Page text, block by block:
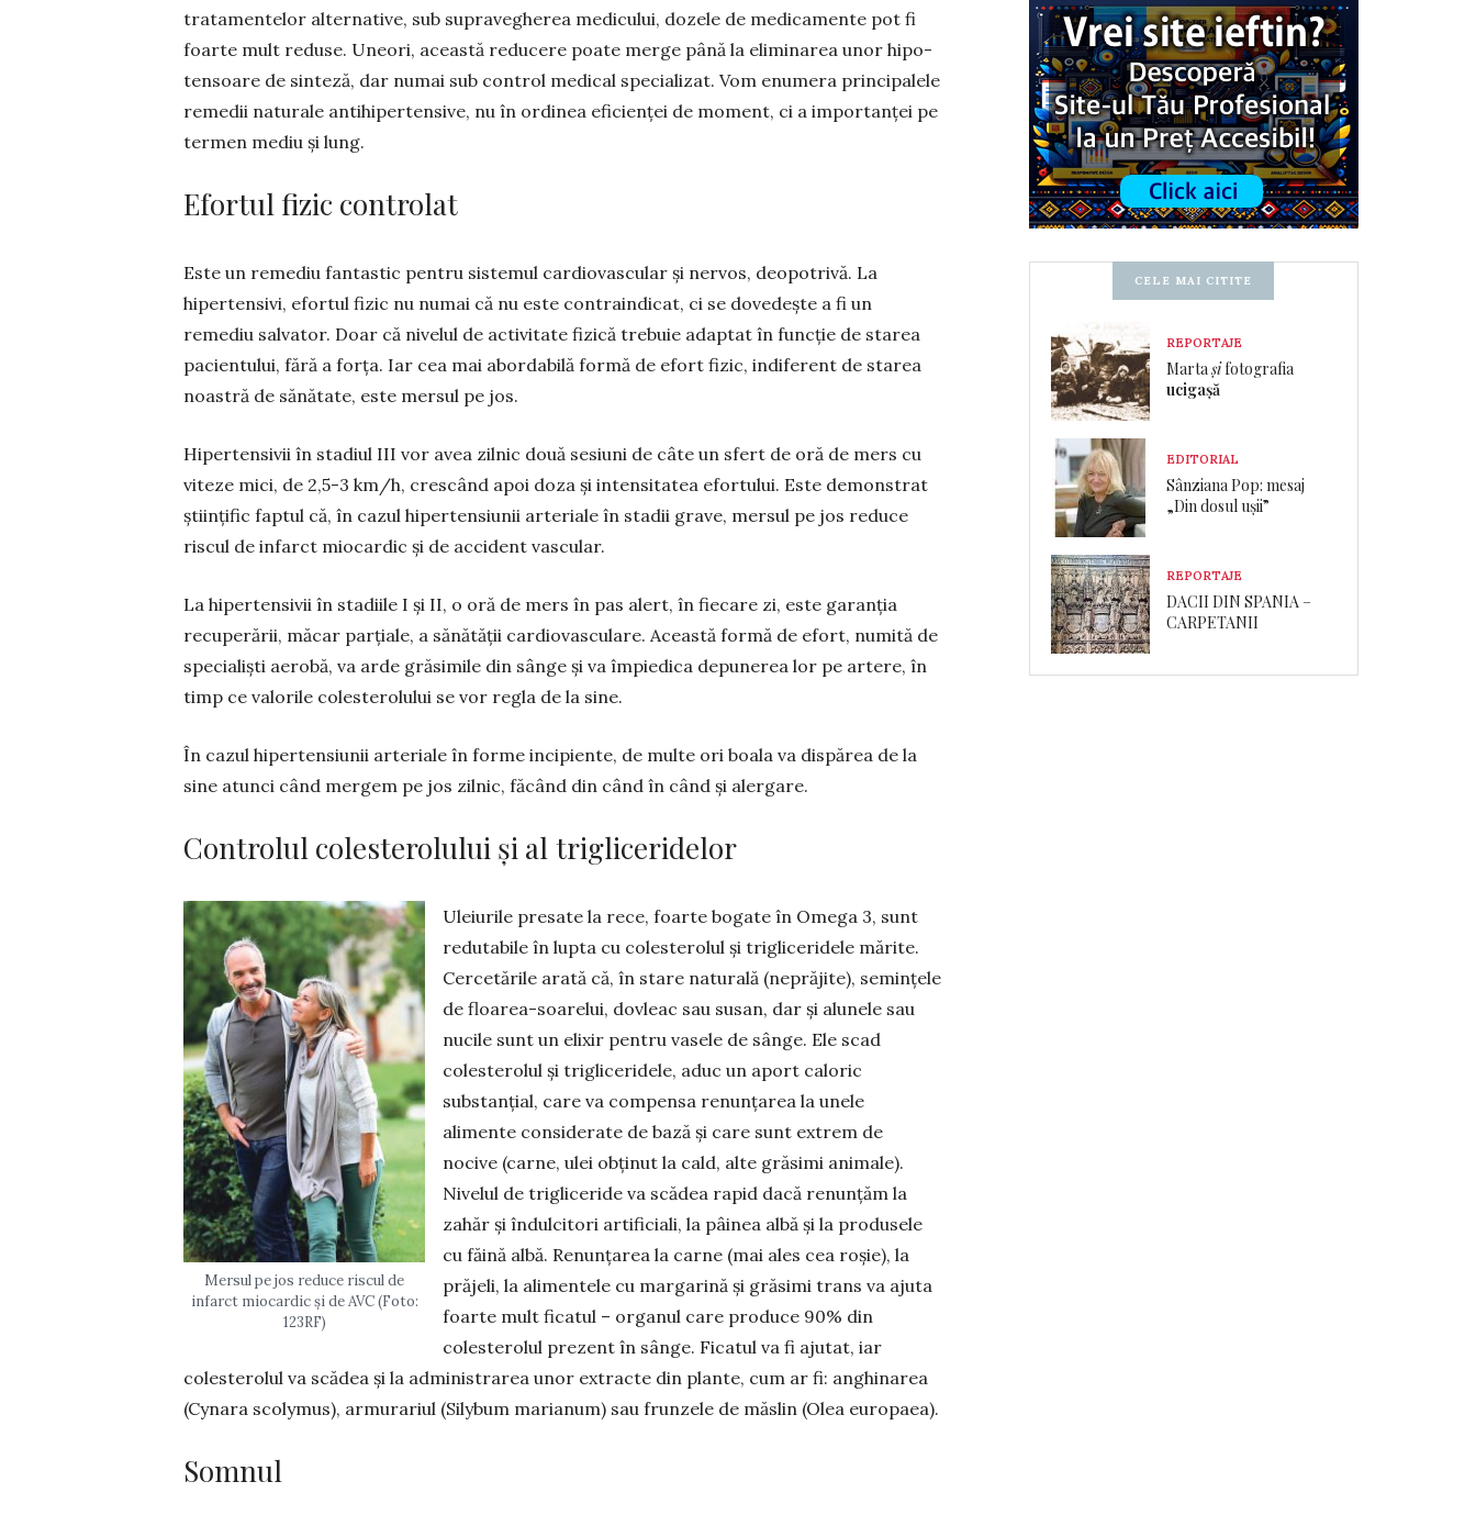
tratamentelor alternative, sub supra­vegherea medicului, dozele de medicamente pot fi
foarte mult reduse. Uneori, această reducere poate merge până la eliminarea unor hipo­
ten­soare de sinteză, dar numai sub control medical spe­cializat. Vom enumera princi­pa­lele
remedii na­turale antihi­per­tensive, nu în ordinea eficienței de moment, ci a importanței pe
termen mediu și lung.
Efortul fizic controlat
Este un remediu fantastic pentru sistemul cardiovascular și nervos, deopotrivă. La
hiperten­sivi, efortul fizic nu numai că nu este contrain­dicat, ci se dove­dește a fi un
remediu salvator. Doar că nivelul de activitate fizică trebuie adaptat în funcție de starea
pacientului, fără a forța. Iar cea mai abordabilă formă de efort fizic, indiferent de starea
noastră de sănătate, este mersul pe jos.
Hipertensivii în stadiul III vor avea zilnic două sesiuni de câte un sfert de oră de mers cu
viteze mici, de 2,5-3 km/h, crescând apoi doza și intensitatea efortului. Este demonstrat
științific faptul că, în cazul hipertensiunii arteriale în stadii grave, mersul pe jos reduce
riscul de infarct mio­cardic și de accident vascular.
La hipertensivii în stadiile I și II, o oră de mers în pas alert, în fiecare zi, este garanția
recu­pe­rării, măcar parțiale, a sănătății cardiovas­cu­lare. Această formă de efort, numită de
specialiști aerobă, va arde grăsimile din sânge și va îm­piedica depunerea lor pe artere, în
timp ce valo­rile colesterolului se vor regla de la sine.
În cazul hipertensiunii arteriale în forme in­cipiente, de multe ori boala va dispărea de la
sine atunci când mergem pe jos zilnic, făcând din când în când și alergare.
Controlul colesterolului și al trigliceridelor
Mersul pe jos reduce riscul de
infarct miocardic și de AVC (Foto:
123RF)
Uleiurile presate la rece, foarte bogate în Omega 3, sunt
redutabile în lupta cu colesterolul și trigliceridele mărite.
Cercetările arată că, în stare naturală (neprăjite), seminţele
de floarea-soarelui, dovleac sau susan, dar și alunele sau
nucile sunt un elixir pentru vasele de sânge. Ele scad
colesterolul și trigliceridele, aduc un aport caloric
substanţial, care va compensa renunţarea la unele
alimente considerate de bază și care sunt extrem de
nocive (carne, ulei obţinut la cald, alte grăsimi animale).
Nivelul de trigliceride va scădea rapid dacă renunțăm la
zahăr și îndulcitori artificiali, la pâinea albă și la produsele
cu făină albă. Renunțarea la carne (mai ales cea roșie), la
prăjeli, la alimentele cu margarină și grăsimi trans va ajuta
foarte mult ficatul – organul care produce 90% din
colesterolul prezent în sânge. Ficatul va fi ajutat, iar
coleste­rolul va scădea și la adminis­trarea unor extracte din plante, cum ar fi: anghina­rea
(Cynara scolymus), armurariul (Silybum ma­rianum) sau frunzele de măslin (Olea europaea).
Somnul
CELE MAI CITITE
REPORTAJE
Martașifotografia
ucigașă
EDITORIAL
Sânziana Pop: mesaj
„Din dosul ușii”
REPORTAJE
DACII DIN SPANIA –
CARPETANII